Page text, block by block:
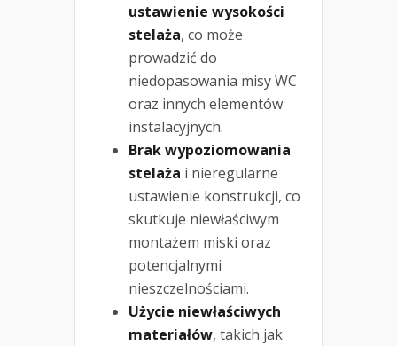
ustawienie wysokości
stelaża, co może
prowadzić do
niedopasowania misy WC
oraz innych elementów
instalacyjnych.
Brak wypoziomowania
stelaża i nieregularne
ustawienie konstrukcji, co
skutkuje niewłaściwym
montażem miski oraz
potencjalnymi
nieszczelnościami.
Użycie niewłaściwych
materiałów, takich jak